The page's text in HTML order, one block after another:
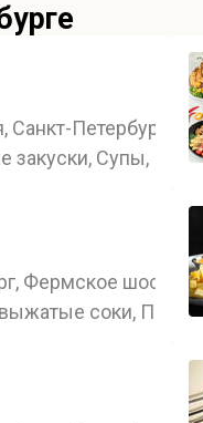
Петербург,
закуски, Супы,
Фермское шоссе,
соки, Пасты